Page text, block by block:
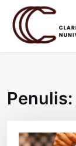
content
Penulis: